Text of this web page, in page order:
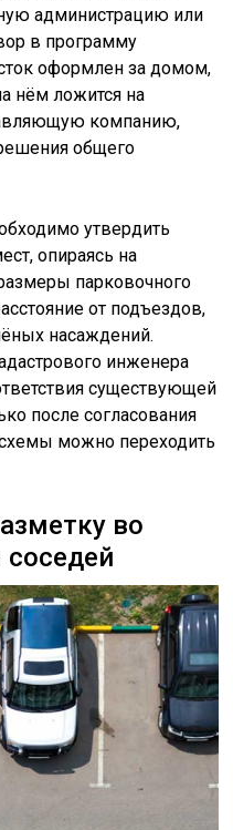
администрацию или
в программу
оформлен за домом,
нём ложится на
компанию,
общего
утвердить
опираясь на
парковочного
от подъездов,
насаждений.
инженера
существующей
после согласования
можно переходить
во
соседей